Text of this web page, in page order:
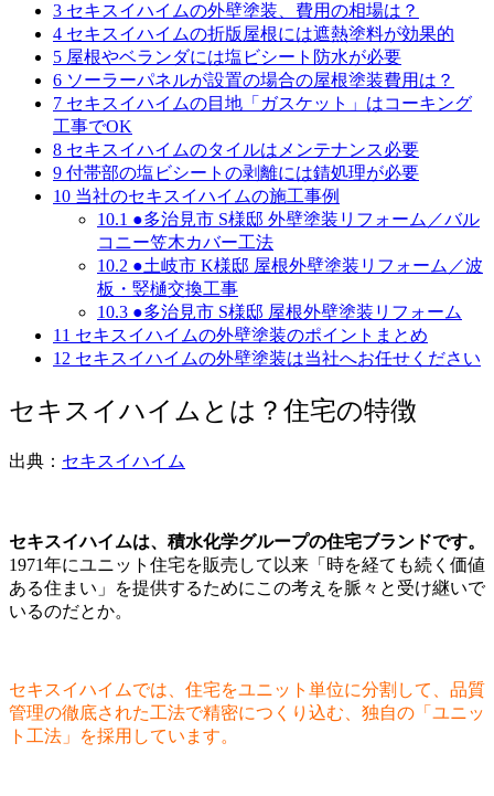
3 セキスイハイムの外壁塗装、費用の相場は？
4 セキスイハイムの折版屋根には遮熱塗料が効果的
5 屋根やベランダには塩ビシート防水が必要
6 ソーラーパネルが設置の場合の屋根塗装費用は？
7 セキスイハイムの目地「ガスケット」はコーキング
工事でOK
8 セキスイハイムのタイルはメンテナンス必要
9 付帯部の塩ビシートの剥離には錆処理が必要
10 当社のセキスイハイムの施工事例
10.1 ●多治見市 S様邸 外壁塗装リフォーム／バル
コニー笠木カバー工法
10.2 ●土岐市 K様邸 屋根外壁塗装リフォーム／波
板・竪樋交換工事
10.3 ●多治見市 S様邸 屋根外壁塗装リフォーム
11 セキスイハイムの外壁塗装のポイントまとめ
12 セキスイハイムの外壁塗装は当社へお任せください
セキスイハイムとは？住宅の特徴
出典： セキスイハイム
セキスイハイムは、積水化学グループの住宅ブランドです。
1971年にユニット住宅を販売して以来「時を経ても続く価値
ある住まい」を提供するためにこの考えを脈々と受け継いで
いるのだとか。
セキスイハイムでは、住宅をユニット単位に分割して、品質
管理の徹底された工法で精密につくり込む、独自の「ユニッ
ト工法」を採用しています。